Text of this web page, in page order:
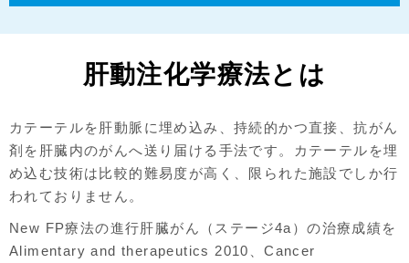
肝動注化学療法とは
カテーテルを肝動脈に埋め込み、持続的かつ直接、抗がん
剤を肝臓内のがんへ送り届ける手法です。カテーテルを埋
め込む技術は比較的難易度が高く、限られた施設でしか行
われておりません。
New FP療法の進行肝臓がん（ステージ4a）の治療成績を
Alimentary and therapeutics 2010、Cancer